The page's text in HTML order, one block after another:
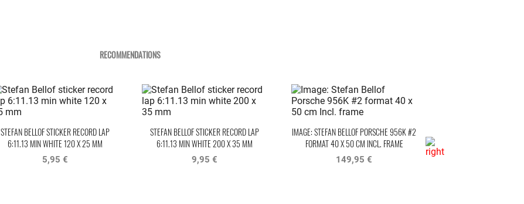
RECOMMENDATIONS
STEFAN BELLOF STICKER RECORD LAP
6:11.13 MIN WHITE 120 X 25 MM
5,95 €
STEFAN BELLOF STICKER RECORD LAP
6:11.13 MIN WHITE 200 X 35 MM
9,95 €
IMAGE: STEFAN BELLOF PORSCHE 956K #2
FORMAT 40 X 50 CM INCL. FRAME
149,95 €